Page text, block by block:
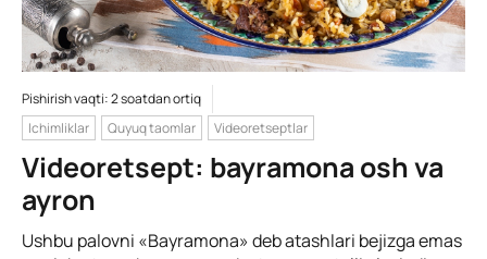
Pishirish vaqti: 2 soatdan ortiq
Ichimliklar
Quyuq taomlar Videoretseptlar
Videoretsept: bayramona osh va
ayron
Ushbu palovni «Bayramona» deb atashlari bejizga emas